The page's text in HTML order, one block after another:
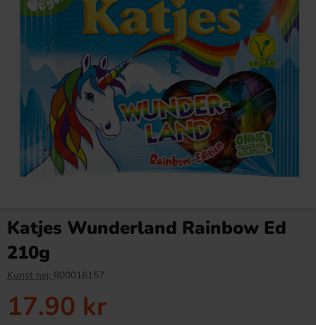
Katjes Wunderland Rainbow Ed
210g
Kunst nej: 800016157
17.90 kr